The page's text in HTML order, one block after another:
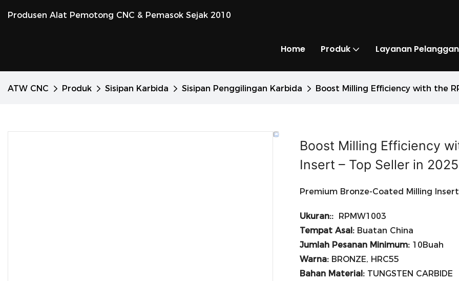
Produsen Alat Pemotong CNC & Pemasok Sejak 2010
Home Produk Layanan Pelanggan
ATW CNC Produk Sisipan Karbida Sisipan Penggilingan Karbida Boost Milling Efficiency with the
Boost Milling Efficiency
Insert – Top Seller in 2025
Premium Bronze-Coated Milling
Ukuran::
RPMW1003
Tempat Asal: Buatan China
Jumlah Pesanan Minimum: 10Buah
Warna: BRONZE, HRC55
Bahan Material: TUNGSTEN CARBIDE